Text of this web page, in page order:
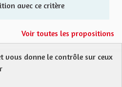
avec ce critère
Voir toutes les propositions
vous donne le contrôle sur ceux